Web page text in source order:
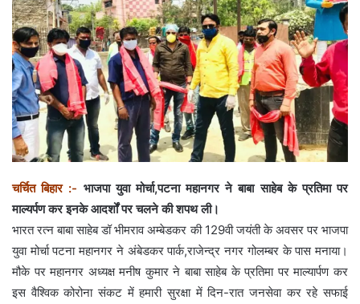
चर्चित बिहार :- भाजपा युवा मोर्चा,पटना महानगर ने बाबा साहेब के प्रतिमा पर
माल्यर्पण कर इनके आदर्शों पर चलने की शपथ ली।
भारत रत्न बाबा साहेब डॉ भीमराव अम्बेडकर की 129वी जयंती के अवसर पर भाजपा
युवा मोर्चा पटना महानगर ने अंबेडकर पार्क,राजेन्द्र नगर गोलम्बर के पास मनाया।
मौके पर महानगर अध्यक्ष मनीष कुमार ने बाबा साहेब के प्रतिमा पर माल्यार्पण कर
इस वैश्विक कोरोना संकट में हमारी सुरक्षा में दिन-रात जनसेवा कर रहे सफाई